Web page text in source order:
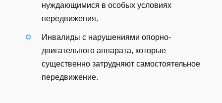
нуждающимися в особых условиях
передвижения.
Инвалиды с нарушениями опорно-
двигательного аппарата, которые
существенно затрудняют самостоятельное
передвижение.